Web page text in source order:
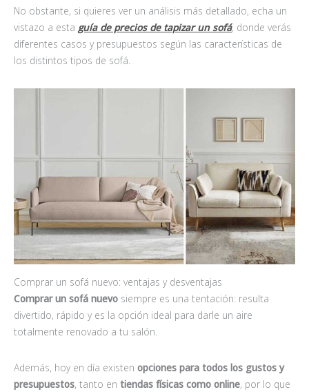
No obstante, si quieres ver un análisis más detallado, echa un
vistazo a esta guía de precios de tapizar un sofá, donde verás
diferentes casos y presupuestos según las características de
los distintos tipos de sofá.
Comprar un sofá nuevo: ventajas y desventajas
Comprar un sofá nuevo siempre es una tentación: resulta
divertido, rápido y es la opción ideal para darle un aire
totalmente renovado a tu salón.
Además, hoy en día existen opciones para todos los gustos y
presupuestos, tanto en tiendas físicas como online, por lo que